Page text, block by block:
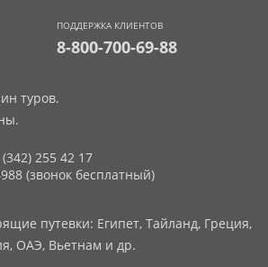
ПОДДЕРЖКА КЛИЕНТОВ
8-800-700-69-88
туров.
255 42 17
(звонок бесплатный)
путевки: Египет, Тайланд, Греция,
ОАЭ, Вьетнам и др.